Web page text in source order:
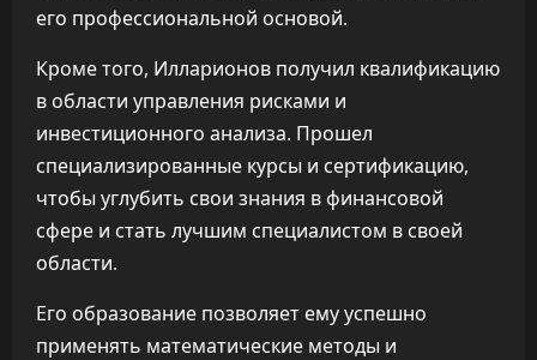
его профессиональной основой.
Кроме того, Илларионов получил квалификацию
в области управления рисками и
инвестиционного анализа. Прошел
специализированные курсы и сертификацию,
чтобы углубить свои знания в финансовой
сфере и стать лучшим специалистом в своей
области.
Его образование позволяет ему успешно
применять математические методы и